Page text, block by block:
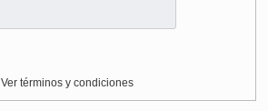
Ver términos y condiciones